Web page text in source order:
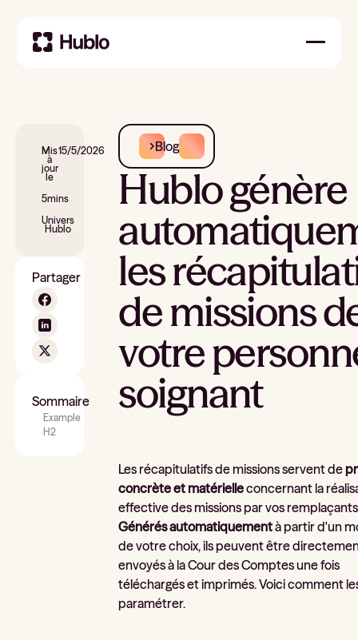
Mis
à
jour
le
15/5/2026
5mins
Univers
Hublo
Partager
Sommaire
Example
H2
Blog
Hublo génère
les
de missions
votre
soignant
Les récapitulatifs de missions servent de
concrète et matérielleconcernant la
effective des missions par vos
Générés automatiquementà partir d'un
de votre choix, ils peuvent être
envoyés à la Cour des Comptes une fois
téléchargés et imprimés. Voici comment
paramétrer.